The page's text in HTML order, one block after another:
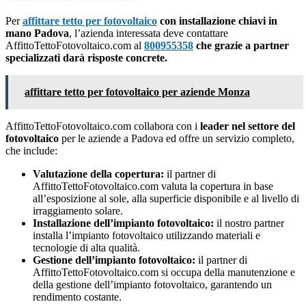
Peraffittare tetto per fotovoltaico con installazione chiavi in
mano Padova, l’azienda interessata deve contattare
AffittoTettoFotovoltaico.com al 800955358 che grazie a partner
specializzati darà risposte concrete.
affittare tetto per fotovoltaico per aziende Monza
AffittoTettoFotovoltaico.com collabora con i leader nel settore del
fotovoltaico per le aziende a Padova ed offre un servizio completo,
che include:
Valutazione della copertura: il partner di
AffittoTettoFotovoltaico.com valuta la copertura in base
all’esposizione al sole, alla superficie disponibile e al livello di
irraggiamento solare.
Installazione dell’impianto fotovoltaico: il nostro partner
installa l’impianto fotovoltaico utilizzando materiali e
tecnologie di alta qualità.
Gestione dell’impianto fotovoltaico: il partner di
AffittoTettoFotovoltaico.com si occupa della manutenzione e
della gestione dell’impianto fotovoltaico, garantendo un
rendimento costante.